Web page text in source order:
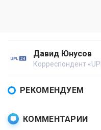
Давид Юнусов
Корреспондент
РЕКОМЕНДУЕМ
КОММЕНТАРИИ